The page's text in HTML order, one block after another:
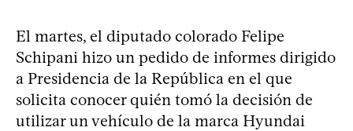
El martes, el diputado colorado Felipe
Schipani hizo un pedido de informes dirigido
a Presidencia de la República en el que
solicita conocer quién tomó la decisión de
utilizar un vehículo de la marca Hyundai